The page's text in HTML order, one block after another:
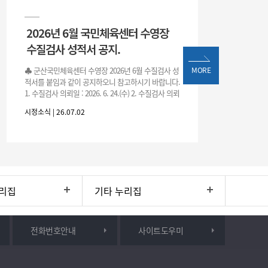
2026년 6월 국민체육센터 수영장
수질검사 성적서 공지.
♣ 군산국민체육센터 수영장 2026년 6월 수질검사 성
적서를 붙임과 같이 공지하오니 참고하시기 바랍니다.
1. 수질검사 의뢰일 : 2026. 6. 24.(수) 2. 수질검사 의뢰
시정소식 | 26.07.02
MORE
집 기타 누리집
전화번호안내 사이트도우미